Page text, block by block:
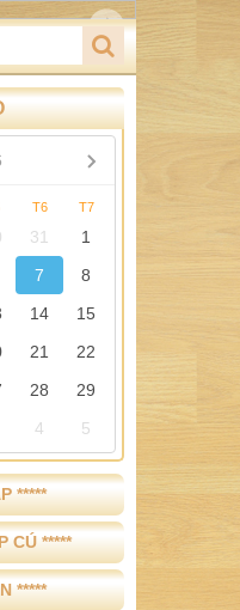
T6 T7
31
1
7
8
14
15
21
22
28
29
4 5
*****
CÚ *****
*****